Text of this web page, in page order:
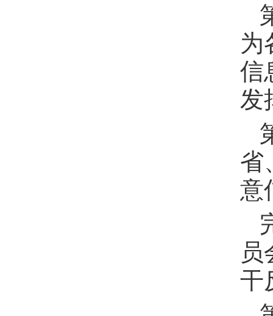
为
信
发
省
意
干